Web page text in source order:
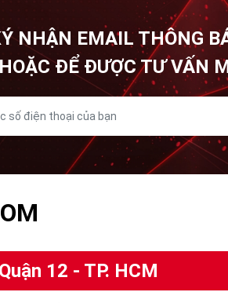
NHẬN EMAIL THÔNG
ĐỂ ĐƯỢC TƯ VẤN
12 - TP. HCM